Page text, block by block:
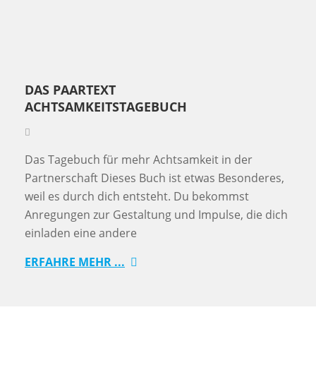
DAS PAARTEXT
ACHTSAMKEITSTAGEBUCH
Das Tagebuch für mehr Achtsamkeit in der
Partnerschaft Dieses Buch ist etwas Besonderes,
weil es durch dich entsteht. Du bekommst
Anregungen zur Gestaltung und Impulse, die dich
einladen eine andere
ERFAHRE MEHR ...